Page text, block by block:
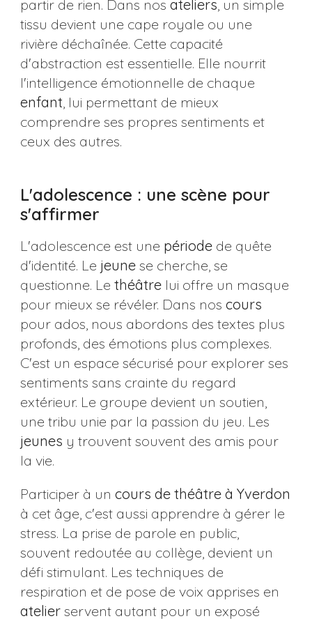
partir de rien. Dans nos ateliers, un simple
tissu devient une cape royale ou une
rivière déchaînée. Cette capacité
d'abstraction est essentielle. Elle nourrit
l'intelligence émotionnelle de chaque
enfant, lui permettant de mieux
comprendre ses propres sentiments et
ceux des autres.
L'adolescence : une scène pour
s'affirmer
L'adolescence est une périodede quête
d'identité. Le jeunese cherche, se
questionne. Le théâtrelui offre un masque
pour mieux se révéler. Dans nos cours
pour ados, nous abordons des textes plus
profonds, des émotions plus complexes.
C'est un espace sécurisé pour explorer ses
sentiments sans crainte du regard
extérieur. Le groupe devient un soutien,
une tribu unie par la passion du jeu. Les
jeunes y trouvent souvent des amis pour
la vie.
Participer à un cours de théâtre à Yverdon
à cet âge, c'est aussi apprendre à gérer le
stress. La prise de parole en public,
souvent redoutée au collège, devient un
défi stimulant. Les techniques de
respiration et de pose de voix apprises en
atelierservent autant pour un exposé